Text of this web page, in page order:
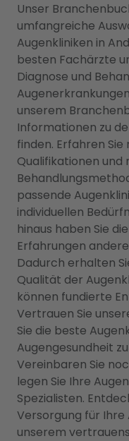
Unser
umfangreiche
Augenkliniken in
besten Fachärzte
Diagnose und
unserem
Informationen zu
finden. Erfahren
Qualifikationen und
passende
individuellen
hinaus haben Sie
Erfahrungen
Dadurch erhalten
Qualität der
können fundierte
Vertrauen Sie
Sie die beste
Augengesundheit
Vereinbaren Sie
legen Sie Ihre
Spezialisten.
Versorgung für
unserem